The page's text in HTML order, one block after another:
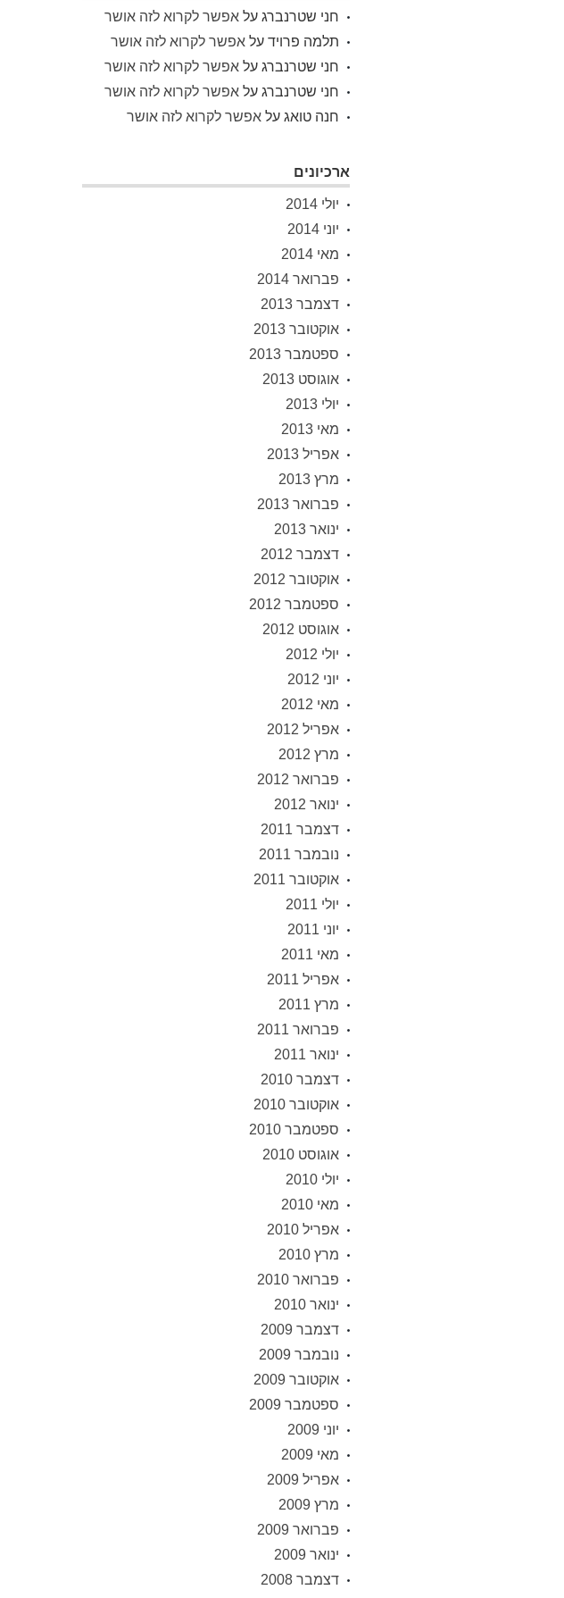
חני שטרנברג על אפשר לקרוא לזה אושר
תלמה פרויד על אפשר לקרוא לזה אושר
חני שטרנברג על אפשר לקרוא לזה אושר
חני שטרנברג על אפשר לקרוא לזה אושר
חנה טואג על אפשר לקרוא לזה אושר
ארכיונים
יולי 2014
יוני 2014
מאי 2014
פברואר 2014
דצמבר 2013
אוקטובר 2013
ספטמבר 2013
אוגוסט 2013
יולי 2013
מאי 2013
אפריל 2013
מרץ 2013
פברואר 2013
ינואר 2013
דצמבר 2012
אוקטובר 2012
ספטמבר 2012
אוגוסט 2012
יולי 2012
יוני 2012
מאי 2012
אפריל 2012
מרץ 2012
פברואר 2012
ינואר 2012
דצמבר 2011
נובמבר 2011
אוקטובר 2011
יולי 2011
יוני 2011
מאי 2011
אפריל 2011
מרץ 2011
פברואר 2011
ינואר 2011
דצמבר 2010
אוקטובר 2010
ספטמבר 2010
אוגוסט 2010
יולי 2010
מאי 2010
אפריל 2010
מרץ 2010
פברואר 2010
ינואר 2010
דצמבר 2009
נובמבר 2009
אוקטובר 2009
ספטמבר 2009
יוני 2009
מאי 2009
אפריל 2009
מרץ 2009
פברואר 2009
ינואר 2009
דצמבר 2008